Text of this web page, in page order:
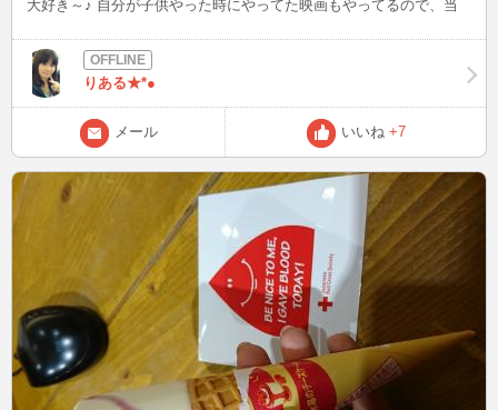
大好き～♪ 自分が子供やった時にやってた映画もやってるので、当
たいに、登場人物が基本共通で、１話完結のマンガはいつ見ても話
についていけるので、今でも好きなのです★
りある★*●
メール いいね +7